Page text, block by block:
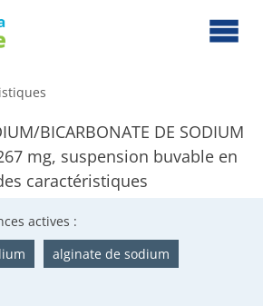
BICARBONATE DE SODIUM
mg, suspension buvable en
caractéristiques
actives :
alginate de sodium